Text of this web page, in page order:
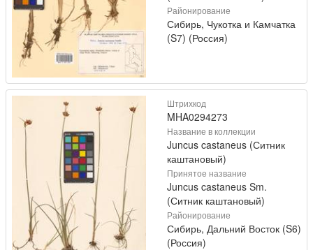
Районирование
Сибирь, Чукотка и Камчатка
(S7) (Россия)
Штрихкод
MHA0294273
Название в коллекции
Juncus castaneus (Ситник
каштановый)
Принятое название
Juncus castaneus Sm.
(Ситник каштановый)
Районирование
Сибирь, Дальний Восток (S6)
(Россия)